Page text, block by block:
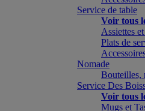
Service de table
Voir tous
Assiettes
Plats de
Nomade
Bouteilles,
Service Des
Voir tous
Mugs et